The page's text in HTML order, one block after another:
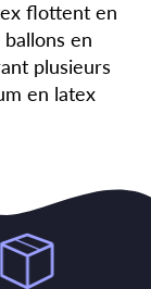
flottent en
en
plusieurs
en latex